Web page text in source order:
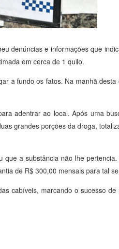
denúncias e informações que
em cerca de 1 quilo.
a fundo os fatos. Na manhã
adentrar ao local. Após uma
grandes porções da droga,
a substância não lhe
de R$ 300,00 mensais para tal
cabíveis, marcando o sucesso